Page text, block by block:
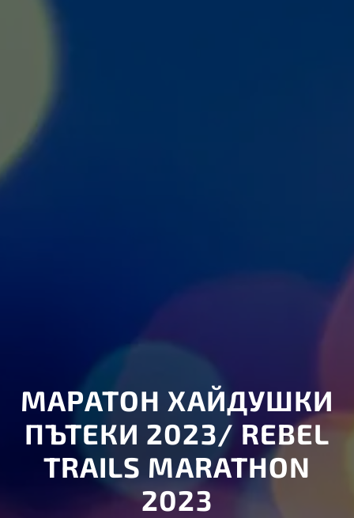
МАРАТОН ХАЙДУШКИ
ПЪТЕКИ 2023/ REBEL
TRAILS MARATHON
2023